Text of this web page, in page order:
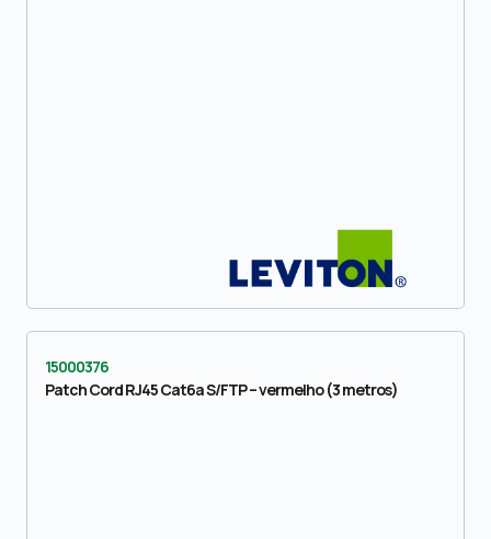
15000376
Patch Cord RJ45 Cat6a S/FTP – vermelho (3 metros)